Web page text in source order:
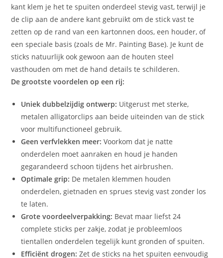
kant klem je het te spuiten onderdeel stevig vast, terwijl je
de clip aan de andere kant gebruikt om de stick vast te
zetten op de rand van een kartonnen doos, een houder, of
een speciale basis (zoals de Mr. Painting Base). Je kunt de
sticks natuurlijk ook gewoon aan de houten steel
vasthouden om met de hand details te schilderen.
De grootste voordelen op een rij:
Uniek dubbelzijdig ontwerp: Uitgerust met sterke,
metalen alligatorclips aan beide uiteinden van de stick
voor multifunctioneel gebruik.
Geen verfvlekken meer: Voorkom dat je natte
onderdelen moet aanraken en houd je handen
gegarandeerd schoon tijdens het airbrushen.
Optimale grip: De metalen klemmen houden
onderdelen, gietnaden en sprues stevig vast zonder los
te laten.
Grote voordeelverpakking: Bevat maar liefst 24
complete sticks per zakje, zodat je probleemloos
tientallen onderdelen tegelijk kunt gronden of spuiten.
Efficiënt drogen: Zet de sticks na het spuiten eenvoudig